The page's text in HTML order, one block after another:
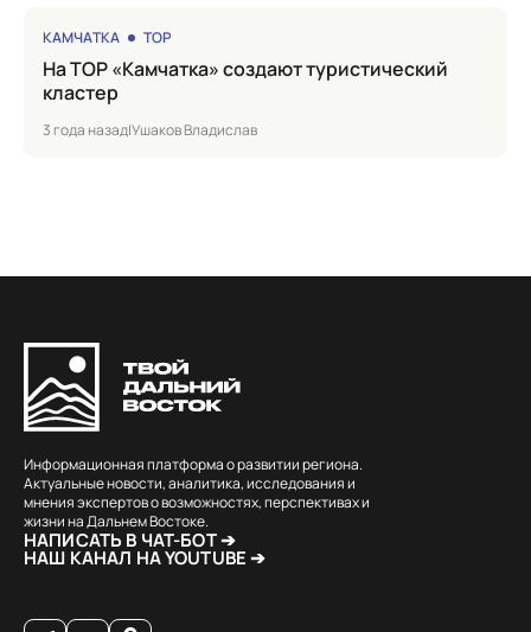
КАМЧАТКА ТОР
на ТОР «Камчатка» создают туристический
кластер
3 года назад|Ушаков Владислав
Информационная платформа о развитии региона.
Актуальные новости, аналитика, исследования и
мнения экспертов о возможностях, перспективах и
жизни на Дальнем Востоке.
НАПИСАТЬ В ЧАТ-БОТ ➔
НАШ КАНАЛ НА YOUTUBE ➔